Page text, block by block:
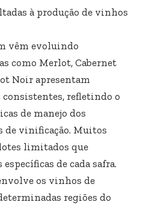
à produção de vinhos
vêm evoluindo
como Merlot, Cabernet
Noir apresentam
consistentes, refletindo o
de manejo dos
de vinificação. Muitos
limitados que
de cada safra.
os vinhos de
regiões do